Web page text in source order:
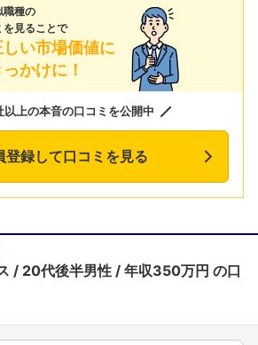
職種の
を見ることで
い市場価値に
かけに！
上の本音の口コミを公開中
登録して口コミを見る
20代後半男性 年収350万円 の口